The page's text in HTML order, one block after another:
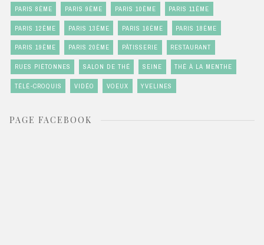
PARIS 8ÈME PARIS 9ÈME PARIS 10ÈME PARIS 11ÈME
PARIS 12ÈME PARIS 13ÈME PARIS 16ÈME PARIS 18ÈME
PARIS 19ÈME PARIS 20ÈME PÂTISSERIE RESTAURANT
RUES PIÉTONNES SALON DE THÉ SEINE THÉ À LA MENTHE
TÉLÉ-CROQUIS VIDÉO VOEUX YVELINES
PAGE FACEBOOK